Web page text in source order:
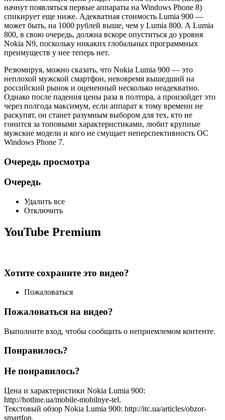
начнут появляться первые аппараты на Windows Phone 8)
спикирует еще ниже. Адекватная стоимость Lumia 900 —
может быть, на 1000 рублей выше, чем у Lumia 800. А Lumia
800, в свою очередь, должна вскоре опуститься до уровня
Nokia N9, поскольку никаких глобальных программных
преимуществ у нее теперь нет.
Резюмируя, можно сказать, что Nokia Lumia 900 — это
неплохой мужской смартфон, невовремя вышедший на
российский рынок и оцененный несколько неадекватно.
Однако после падения цены раза в полтора, а произойдет это
через полгода максимум, если аппарат к тому времени не
раскупят, он станет разумным выбором для тех, кто не
гонится за топовыми характеристиками, любит крупные
мужские модели и кого не смущает неперспективность ОС
Windows Phone 7.
Очередь просмотра
Очередь
Удалить все
Отключить
YouTube Premium
Хотите сохраните это видео?
Пожаловаться
Пожаловаться на видео?
Выполните вход, чтобы сообщить о неприемлемом контенте.
Понравилось?
Не понравилось?
Цена и характеристики Nokia Lumia 900:
http://hotline.ua/mobile-mobilnye-tel.
Текстовый обзор Nokia Lumia 900: http://itc.ua/articles/obzor-
smartfon.